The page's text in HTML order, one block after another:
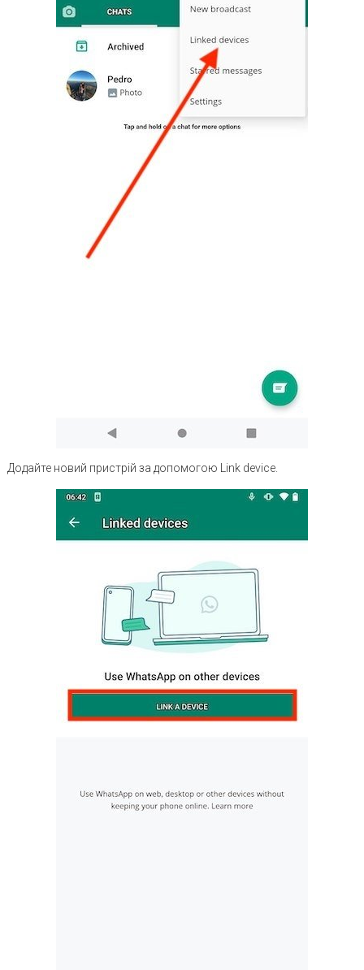
Додайте новий пристрій за допомогою Link device.